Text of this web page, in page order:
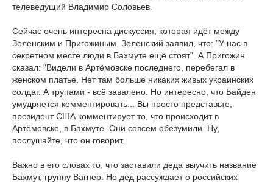
телеведущий Владимир Соловьев.
Сейчас очень интересна дискуссия, которая идёт между
Зеленским и Пригожиным. Зеленский заявил, что: "У нас в
секретном месте люди в Бахмуте ещё стоят". А Пригожин
сказал: "Видели в Артёмовске последнего, перебегал в
женском платье. Нет там больше никаких живых украинских
солдат. А трупами - всё завалено. Но интересно, что Байден
умудряется комментировать... Вы просто представьте,
президент США комментирует то, что происходит в
Артёмовске, в Бахмуте. Они совсем обезумили. Ну,
послушайте, что он говорит.
Важно в его словах то, что заставили деда выучить название
Бахмут, группу Вагнер. Но дед рассуждает о российских